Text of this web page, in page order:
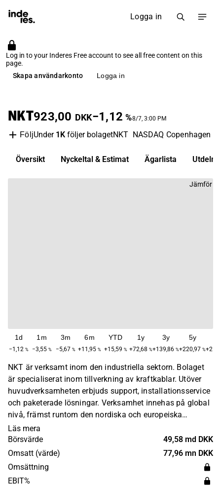
Logga in
Log in to your Inderes Free account to see all free content on this
page.
Skapa användarkonto
Logga in
NKT923,00 DKK−1,12 %8/7, 3:00 PM
FöljUnder 1K följer bolagetNKT NASDAQ Copenhagen
Översikt Nyckeltal & Estimat Ägarlista
Jämför
1d
−1,12 %
1m
−3,55 %
3m
−5,67 %
6m
+11,95 %
YTD
+15,59 %
1y
+72,68 %
3y
+139,86 %
5y
+220,97 %+2
NKT är verksamt inom den industriella sektorn. Bolaget
är specialiserat inom tillverkning av kraftkablar. Utöver
huvudverksamheten erbjuds support, installationsservice
och paketerade lösningar. Verksamhet innehas på global
nivå, främst runtom den nordiska och europeiska
marknaden, där produkterna används bland aktörer inom
industri, bioteknologi samt energi. Koncernen etablerades
år 1891 och har sitt huvudkontor i Brøndby, Danmark.
Läs mera
Börsvärde
49,58 md DKK
Omsatt (värde)
77,96 mn DKK
Omsättning
EBIT%